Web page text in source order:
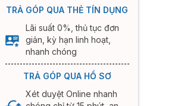
TRẢ GÓP QUA THẺ TÍN DỤNG
Lãi suất 0%, thủ tục đơn
giản, kỳ hạn linh hoạt,
nhanh chóng
TRẢ GÓP QUA HỒ SƠ
Xét duyệt Online nhanh